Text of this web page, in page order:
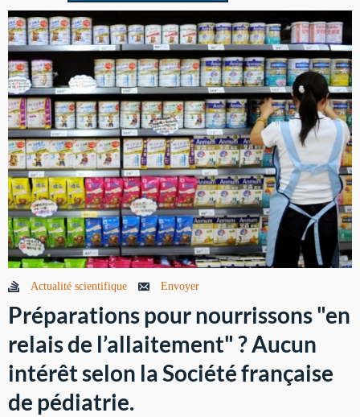
Actualité scientifique Envoyer
Préparations pour nourrissons "en
relais de l’allaitement" ? Aucun
intérêt selon la Société française
de pédiatrie.